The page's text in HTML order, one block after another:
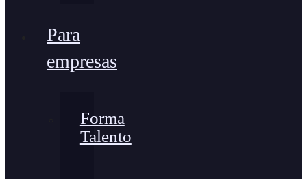
Para
empresas
Forma
Talento